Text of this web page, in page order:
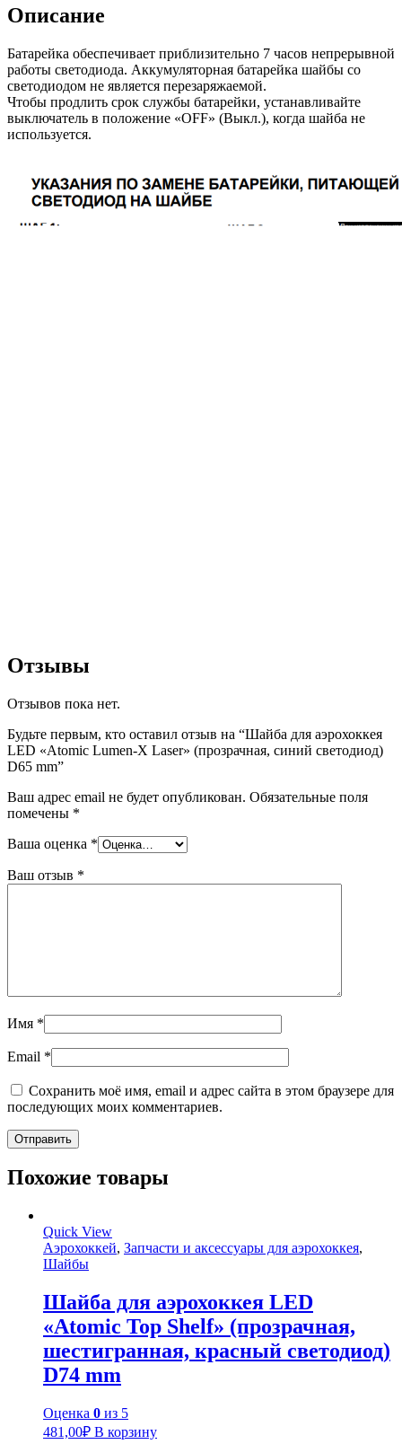
синий
D65
mm
quantity
Описание
Батарейка обеспечивает приблизительно 7 часов непрерывной
работы светодиода. Аккумуляторная батарейка шайбы со
светодиодом не является перезаряжаемой.
Чтобы продлить срок службы батарейки, устанавливайте
выключатель в положение «OFF» (Выкл.), когда шайба не
используется.
Отзывы
Отзывов пока нет.
Будьте первым, кто оставил отзыв на “Шайба для аэрохоккея
LED «Atomic Lumen-X Laser» (прозрачная, синий светодиод)
D65 mm”
Ваш адрес email не будет опубликован. Обязательные поля
помечены *
Ваша оценка *
Ваш отзыв *
Имя *
Email *
Сохранить моё имя, email и адрес сайта в этом браузере для
последующих моих комментариев.
Похожие товары
Quick View
Аэрохоккей, Запчасти и аксессуары для аэрохоккея,
Шайбы
Шайба для аэрохоккея LED
«Atomic Top Shelf» (прозрачная,
шестигранная, красный светодиод)
D74 mm
Оценка 0 из 5
481,00₽ В корзину